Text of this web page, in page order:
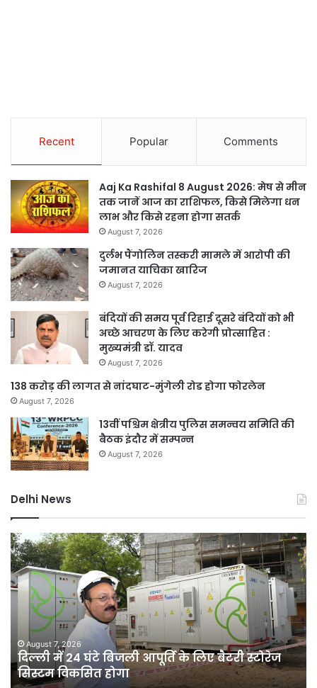
Recent Popular Comments
Aaj Ka Rashifal 8 August 2026: मेष से मीन
तक जानें आज का राशिफल, किसे मिलेगा धन
लाभ और किसे रहना होगा सतर्क
August 7, 2026
दुर्लभ पैंगोलिन तस्करी मामले में आरोपी की
जमानत याचिका खारिज
August 7, 2026
बंदियों की समय पूर्व रिहाई दूसरे बंदियों को भी
अच्छे आचरण के लिए करेगी प्रोत्साहित :
मुख्यमंत्री डॉ. यादव
August 7, 2026
138 करोड़ की लागत से नांदघाट-मुंगेली रोड होगा फोरलेन
August 7, 2026
13वीं पश्चिम क्षेत्रीय पुलिस समन्वय समिति की
बैठक इंदौर में सम्पन्न
August 7, 2026
Delhi News
दिल्ली
में
24
घंटे
बिजली
लिए
बैटरी
स्टोरेज
August 7, 2026
दिल्ली में 24 घंटे बिजली आपूर्ति के लिए बैटरी स्टोरेज
सिस्टम विकसित होगा
में
पर